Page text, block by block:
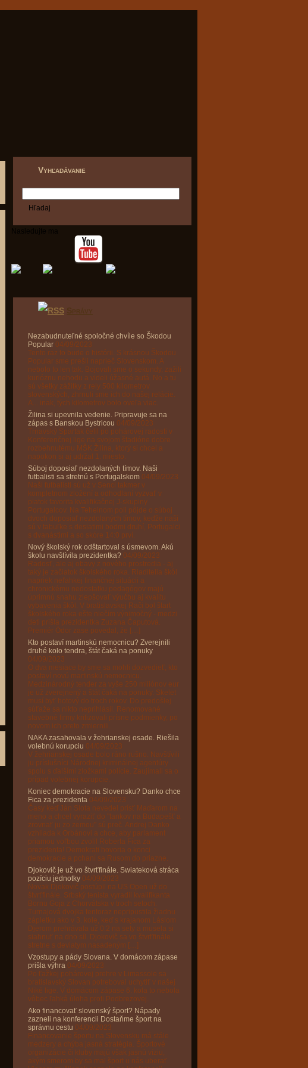
Vyhľadávanie
Nasledujte ma
Nezabudnuteľné spoločné chvíle so Škodou
Popular 04/09/2023
Tento raz to bude o histórii. S krásnou Škodou
Popular sme prešli naprieč Slovenskom. A
nebolo to len tak. Bojovali sme o sekundy, zažili
kurióznu nehodu a videli úžasné autá. No a tu
sú všetky zážitky z rely 500 kilometrov
slovenských, zhrnuli sme ich do našej relácie.
A... inak, tých kilometrov bolo oveľa viac.
Žilina si upevnila vedenie. Pripravuje sa na
zápas s Banskou Bystricou 04/09/2023
Trnavský Spartak čelil po pohárovej radosti v
Konferenčnej lige na svojom štadióne dobre
rozbehnutému MŠK Žilina, ktorý si chcel a
napokon si aj udržal 1. miesto.
Súboj doposiaľ nezdolaných tímov. Naši
futbalisti sa stretnú s Portugalskom 04/09/2023
Naši futbalisti sú už v Senci takmer v
kompletnom zložení a odhodlaní vyzvať v
piatok favorita kvalifikačnej J-skupiny
Portugalcov. Na Tehelnom poli pôjde o súboj
dvoch doposiaľ nezdolaných tímov, keďže naši
sú v tabuľke s desiatimi bodmi druhí, Portugalci
s dvanástimi a so skóre 14:0 prví.
Nový školský rok odštartoval s úsmevom. Akú
školu navštívila prezidentka? 04/09/2023
Radosť, ale aj obavy z nového prostredia - aj
taký je začiatok školského roka. Riaditelia škôl
napriek neľahkej finančnej situácii a
chronickému nedostatku pedagógov majú
úprimnú snahu zlepšovať výučbu aj kvalitu
vybavenia škôl. V bratislavskej Rači bol štart
školského roka ešte niečím výnimočný - medzi
deti prišla prezidentka Zuzana Čaputová.
Premiér Ódor zase povedal, že […]
Kto postaví martinskú nemocnicu? Zverejnili
druhé kolo tendra, štát čaká na ponuky
04/09/2023
O dva mesiace by sme sa mohli dozvedieť, kto
postaví novú martinskú nemocnicu.
Medzinárodný tender za vyše 250 miliónov eur
je už zverejnený a štát čaká na ponuky. Skelet
musí byť hotový do troch rokov. Do predošlej
súťaže sa nikto neprihlásil. Renomované
stavebné firmy kritizovali prísne podmienky, po
novom ich preto zmiernili.
NAKA zasahovala v žehrianskej osade. Riešila
volebnú korupciu 04/09/2023
V žehrianskej osade bolo ráno rušno. Navštívili
ju príslušníci Národnej kriminálnej agentúry
spolu s ďalšími zložkami polície. Zaujímali sa o
prípad volebnej korupcie.
Koniec demokracie na Slovensku? Danko chce
Fica za prezidenta 04/09/2023
Časy keď Ján Slota nevedel prísť Maďarom na
meno a chcel vyraziť do "tankov na Budapešť a
zrovnať ju zo zemou" sú preč. Andrej Danko
vzhliada k Orbánovi a chce, aby parlament
priamou voľbou zvolil Roberta Fica za
prezidenta! Demokrati hovoria o konci
demokracie a pchaní sa Rusom do priazne.
Djokovič je už vo štvrťfinále. Swiateková stráca
pozíciu jednotky 04/09/2023
Novak Djokovič postúpil na US Open už do
štvrťfinále. Srbský tenista vyradil kvalifikanta
Bornu Goja z Chorvátska v troch setoch.
Turnajová dvojka tentoraz nepripustila žiadnu
zápletku ako v 3. kole, keď s krajanom Láslom
Djerom prehrávala už 0:2 na sety a musela si
siahnuť na dno síl. Djokovič sa vo štvrťfinále
stretne s deviatym nasadeným […]
Vzostupy a pády Slovana. V domácom zápase
prišla výhra 04/09/2023
Po ťažkej pohárovej prehre v Limassole sa
bratislavský Slovan potreboval uchytiť v našej
Niké lige. V domácom zápase 6. kola to nebola
vôbec ľahká úloha proti Podbrezovej.
Ako financovať slovenský šport? Nápady
zazneli na konferencii Dostaňme šport na
správnu cestu 04/09/2023
Financovanie športu na Slovensku má stále
medzery a chýba jasná stratégia. Športové
organizácie či kluby majú však jasnú víziu,
akým smerom by sa mal šport u nás uberať.